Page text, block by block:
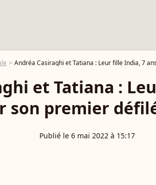
Andréa Casiraghi et Tatiana : Leur fille India, 7
et Tatiana :
son premier
Publié le 6 mai 2022 à 15:17